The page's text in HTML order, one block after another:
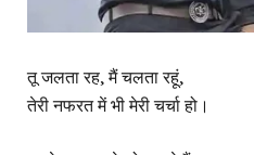
तू जलता रह, मैं चलता रहूं,
तेरी नफरत में भी मेरी चर्चा हो।